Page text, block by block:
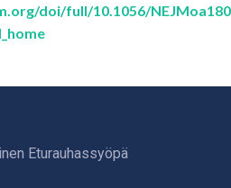
doi/full/10.1056/